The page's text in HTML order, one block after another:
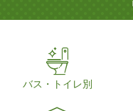
バス・トイレ別